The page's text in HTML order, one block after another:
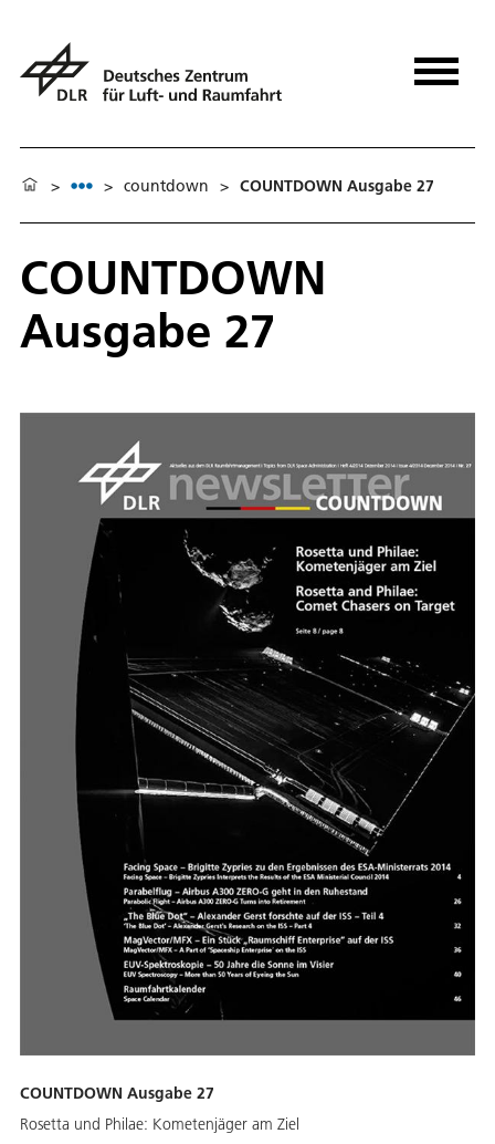
> > countdown > COUNTDOWN Ausgabe 27
COUNTDOWN
Ausgabe 27
COUNTDOWN Ausgabe 27
Rosetta und Philae: Kometenjäger am Ziel